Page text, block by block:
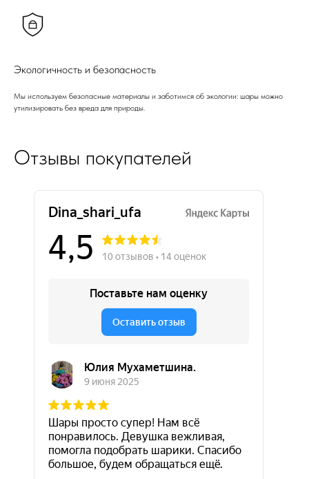
Экологичность и безопасность
Мы используем безопасные материалы и заботимся об экологии: шары можно
утилизировать без вреда для природы.
Отзывы покупателей